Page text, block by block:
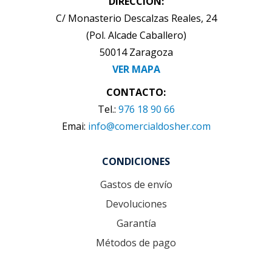
C/ Monasterio Descalzas Reales, 24
(Pol. Alcade Caballero)
50014 Zaragoza
VER MAPA
CONTACTO:
Tel.: 976 18 90 66
Emai: info@comercialdosher.com
CONDICIONES
Gastos de envío
Devoluciones
Garantía
Métodos de pago